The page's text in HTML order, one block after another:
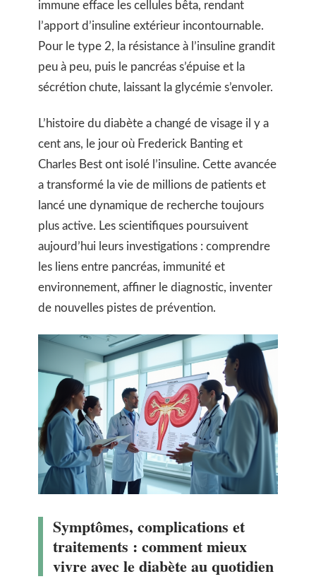
immune efface les cellules bêta, rendant
l’apport d’insuline extérieur incontournable.
Pour le type 2, la résistance à l’insuline grandit
peu à peu, puis le pancréas s’épuise et la
sécrétion chute, laissant la glycémie s’envoler.
L’histoire du diabète a changé de visage il y a
cent ans, le jour où Frederick Banting et
Charles Best ont isolé l’insuline. Cette avancée
a transformé la vie de millions de patients et
lancé une dynamique de recherche toujours
plus active. Les scientifiques poursuivent
aujourd’hui leurs investigations : comprendre
les liens entre pancréas, immunité et
environnement, affiner le diagnostic, inventer
de nouvelles pistes de prévention.
Symptômes, complications et
traitements : comment mieux
vivre avec le diabète au quotidien